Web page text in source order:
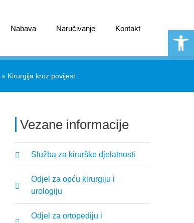
Nabava Naručivanje Kontakt
» Kirurgija kroz povijest
Vezane informacije
Služba za kirurške djelatnosti
Odjel za opću kirurgiju i
urologiju
Odjel za ortopediju i